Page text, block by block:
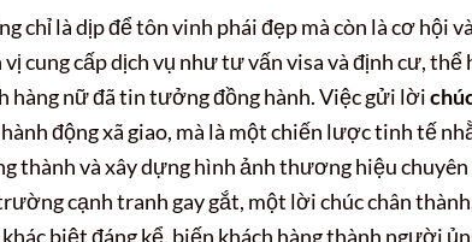
chỉ là dịp để tôn vinh phái đẹp mà còn là cơ hội
cung cấp dịch vụ như tư vấn visa và định cư, thể
hàng nữ đã tin tưởng đồng hành. Việc gửi lời
động xã giao, mà là một chiến lược tinh tế
thành và xây dựng hình ảnh thương hiệu
cạnh tranh gay gắt, một lời chúc chân
biệt đáng kể, biến khách hàng thành người